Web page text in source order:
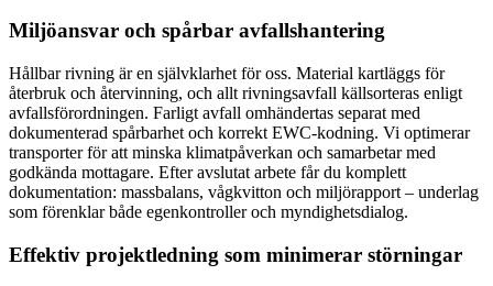
Miljöansvar och spårbar avfallshantering
Hållbar rivning är en självklarhet för oss. Material kartläggs för
återbruk och återvinning, och allt rivningsavfall källsorteras enligt
avfallsförordningen. Farligt avfall omhändertas separat med
dokumenterad spårbarhet och korrekt EWC-kodning. Vi optimerar
transporter för att minska klimatpåverkan och samarbetar med
godkända mottagare. Efter avslutat arbete får du komplett
dokumentation: massbalans, vågkvitton och miljörapport – underlag
som förenklar både egenkontroller och myndighetsdialog.
Effektiv projektledning som minimerar störningar